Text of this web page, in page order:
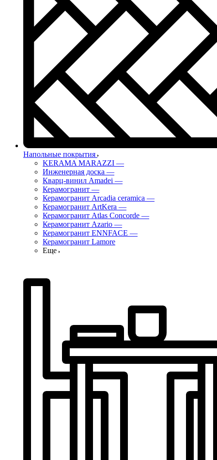
Напольные покрытия
KERAMA MARAZZI —
Инженерная доска —
Кварц-винил Amadei —
Керамогранит —
Керамогранит Arcadia ceramica —
Керамогранит ArtKera —
Керамогранит Atlas Concorde —
Керамогранит Azario —
Керамогранит ENNFACE —
Керамогранит Lamore
Еще